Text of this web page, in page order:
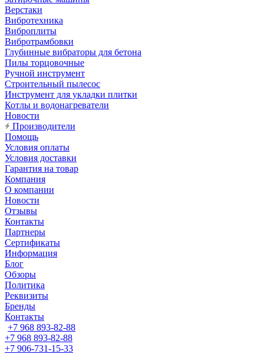
Верстаки
Вибротехника
Виброплиты
Вибротрамбовки
Глубинные вибраторы для бетона
Пилы торцовочные
Ручной инструмент
Строительный пылесос
Инструмент для укладки плитки
Котлы и водонагреватели
Новости
Производители
Помощь
Условия оплаты
Условия доставки
Гарантия на товар
Компания
О компании
Новости
Отзывы
Контакты
Партнеры
Сертификаты
Информация
Блог
Обзоры
Политика
Реквизиты
Бренды
Контакты
+7 968 893-82-88
+7 968 893-82-88
+7 906-731-15-33